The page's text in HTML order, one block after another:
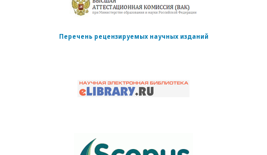
Перечень рецензируемых научных изданий